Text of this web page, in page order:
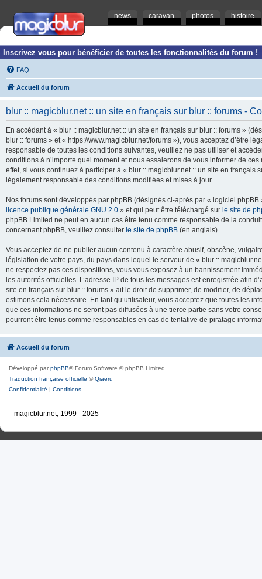
news caravan photos histoire
Inscrivez vous pour bénéficier de toutes les fonctionnalités du forum !
FAQ
Accueil du forum
blur :: magicblur.net :: un site en français sur blur :: forums -
En accédant à « blur :: magicblur.net :: un site en français sur blur :: forums »
blur :: forums » et « https://www.magicblur.net/forums »), vous acceptez d’être
responsable de toutes les conditions suivantes, veuillez ne pas utiliser et
conditions à n’importe quel moment et nous essaierons de vous informer de
effet, si vous continuez à participer à « blur :: magicblur.net :: un site en
légalement responsable des conditions modifiées et mises à jour.
Nos forums sont développés par phpBB (désignés ci-après par « logiciel
licence publique générale GNU 2.0 » et qui peut être téléchargé sur le site de
phpBB Limited ne peut en aucun cas être tenu comme responsable de la
concernant phpBB, veuillez consulter le site de phpBB (en anglais).
Vous acceptez de ne publier aucun contenu à caractère abusif, obscène,
législation de votre pays, du pays dans lequel le serveur de « blur ::
ne respectez pas ces dispositions, vous vous exposez à un bannissement
les autorités officielles. L’adresse IP de tous les messages est enregistrée afin
site en français sur blur :: forums » ait le droit de supprimer, de modifier, de
estimons cela nécessaire. En tant qu’utilisateur, vous acceptez que toutes les
que ces informations ne seront pas diffusées à une tierce partie sans votre
pourront être tenus comme responsables en cas de tentative de piratage
Accueil du forum
Développé parphpBB® Forum Software © phpBB Limited
Traduction française officielle ©Qiaeru
Confidentialité | Conditions
magicblur.net, 1999 - 2025